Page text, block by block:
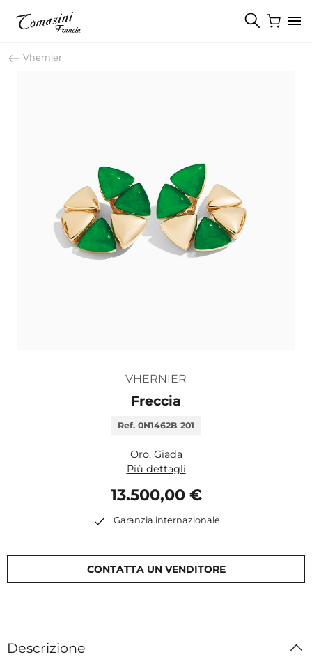
Vhernier
VHERNIER
Freccia
Ref. 0N1462B 201
Oro, Giada
Più dettagli
13.500,00 €
Garanzia internazionale
CONTATTA UN VENDITORE
Descrizione